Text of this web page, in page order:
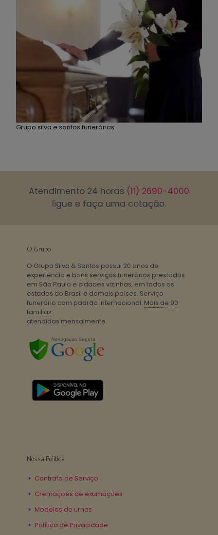
Grupo silva e santos funerárias
Atendimento 24 horas (11) 2690-4000
ligue e faça uma cotação.
O Grupo
O Grupo Silva & Santos possui 20 anos de
experiência e bons serviços funerários prestados
em São Paulo e cidades vizinhas, em todos os
estados do Brasil e demais países. Serviço
funerário com padrão internacional. Mais de 90
familias
atendidas mensalmente.
Nossa Politica
Contrato de Serviço
Cremações de exumações
Modelos de urnas
Política de Privacidade